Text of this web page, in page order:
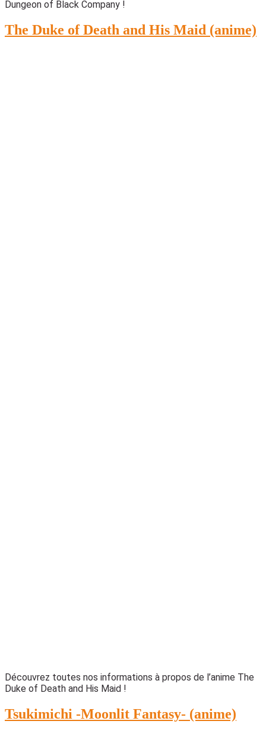
Dungeon of Black Company !
The Duke of Death and His Maid (anime)
Découvrez toutes nos informations à propos de l’anime The
Duke of Death and His Maid !
Tsukimichi -Moonlit Fantasy- (anime)